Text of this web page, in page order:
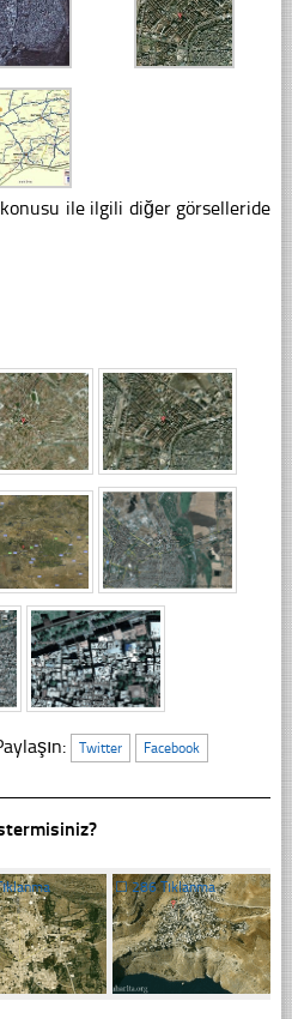
ile ilgili diğer görselleride
Twitter
Facebook
☐286 Tıklanma